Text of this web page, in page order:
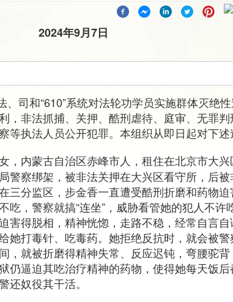
2024年9月7日
司和“610”系统对法轮功学员实施群体灭绝
，非法抓捕、关押、酷刑虐待、庭审、无罪
执法人员公开犯罪。本组织从即日起对下述
，内蒙古自治区赤峰市人，租住在北京市大
警察绑架，被非法关押在大兴区看守所，后
三分监区，步金香一直遭受酷刑折磨和药物迫
吃，警察就搞“连坐”，威胁看管她的犯人不许
害得脱相，精神恍惚，走路不稳，经常自言
她打毒针、吃毒药。她拒绝反抗时，就会被
，就被折磨得精神失常、反应迟钝，弯腰驼
仍逼迫其吃治疗精神的药物，使得她每天饭
还奴役其干活。